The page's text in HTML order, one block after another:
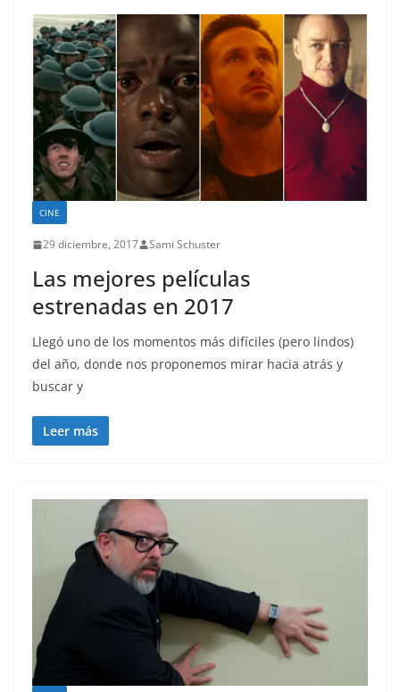
CINE
29 diciembre, 2017 Sami Schuster
Las mejores películas
estrenadas en 2017
Llegó uno de los momentos más difíciles (pero lindos)
del año, donde nos proponemos mirar hacia atrás y
buscar y
Leer más